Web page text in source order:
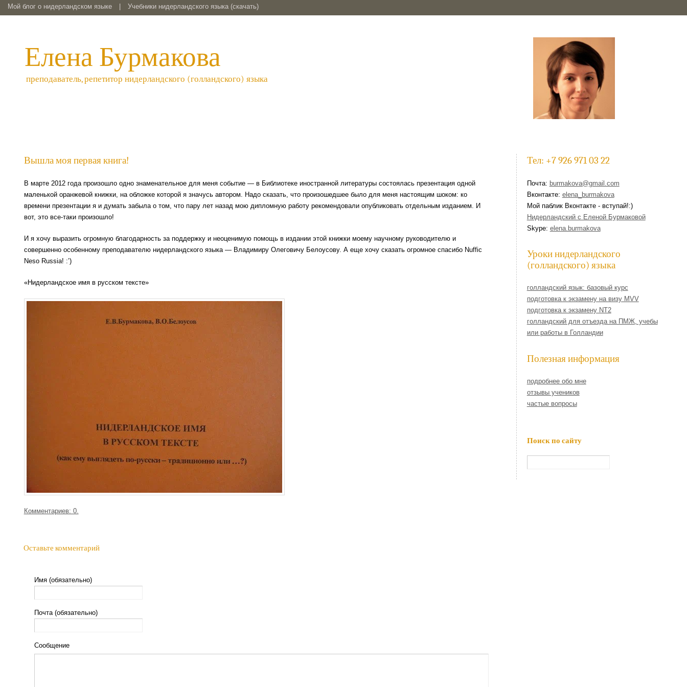
Мой блог о нидерландском языке Учебники нидерландского языка (скачать)
Елена Бурмакова
преподаватель, репетитор нидерландского (голландского) языка
Вышла моя первая книга!
В марте 2012 года произошло одно знаменательное для меня событие — в Библиотеке иностранной литературы состоялась презентация одной
маленькой оранжевой книжки, на обложке которой я значусь автором. Надо сказать, что произошедшее было для меня настоящим шоком: ко
времени презентации я и думать забыла о том, что пару лет назад мою дипломную работу рекомендовали опубликовать отдельным изданием. И
вот, это все-таки произошло!
И я хочу выразить огромную благодарность за поддержку и неоценимую помощь в издании этой книжки моему научному руководителю и
совершенно особенному преподавателю нидерландского языка — Владимиру Олеговичу Белоусову. А еще хочу сказать огромное спасибо Nuffic
Neso Russia! :’)
«Нидерландское имя в русском тексте»
Комментариев: 0.
Оставьте комментарий
Имя (обязательно)
Почта (обязательно)
Сообщение
Тел: +7 926 971 03 22
Почта: burmakova@gmail.com
Вконтакте: elena_burmakova
Мой паблик Вконтакте - вступай!:)
Нидерландский с Еленой Бурмаковой
Skype: elena.burmakova
Уроки нидерландского
(голландского) языка
голландский язык: базовый курс
подготовка к экзамену на визу MVV
подготовка к экзамену NT2
голландский для отъезда на ПМЖ, учебы
или работы в Голландии
Полезная информация
подробнее обо мне
отзывы учеников
частые вопросы
Поиск по сайту